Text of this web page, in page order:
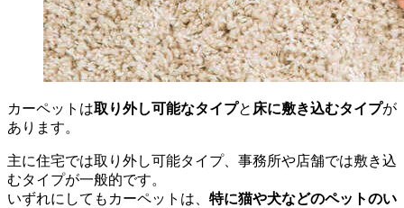
カーペットは取り外し可能なタイプと 床に敷き込むタイプが
あります。
主に住宅では取り外し可能タイプ、事務所や店舗では敷き込
むタイプが一般的です。
いずれにしてもカーペットは、 特に猫や犬などのペットのい